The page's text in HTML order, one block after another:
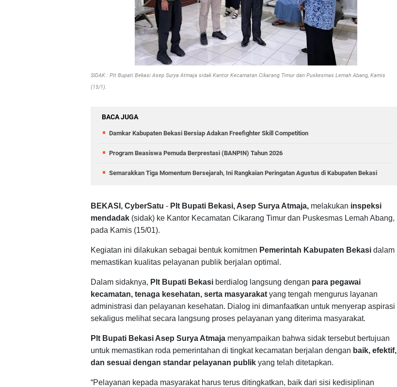
SIDAK : Plt Bupati Bekasi Asep Surya Atmaja sidak Kantor Kecamatan Cikarang Timur dan Puskesmas Lemah Abang, Kamis
(15/1).
BACA JUGA
Damkar Kabupaten Bekasi Bersiap Adakan Freefighter Skill Competition
Program Beasiswa Pemuda Berprestasi (BANPIN) Tahun 2026
Semarakkan Tiga Momentum Bersejarah, Ini Rangkaian Peringatan Agustus di Kabupaten Bekasi
BEKASI, CyberSatu - Plt Bupati Bekasi, Asep Surya Atmaja, melakukan inspeksi
mendadak (sidak) ke Kantor Kecamatan Cikarang Timur dan Puskesmas Lemah Abang,
pada Kamis (15/01).
Kegiatan ini dilakukan sebagai bentuk komitmen Pemerintah Kabupaten Bekasi dalam
memastikan kualitas pelayanan publik berjalan optimal.
Dalam sidaknya, Plt Bupati Bekasi berdialog langsung dengan para pegawai
kecamatan, tenaga kesehatan, serta masyarakat yang tengah mengurus layanan
administrasi dan pelayanan kesehatan. Dialog ini dimanfaatkan untuk menyerap aspirasi
sekaligus melihat secara langsung proses pelayanan yang diterima masyarakat.
Plt Bupati Bekasi Asep Surya Atmaja menyampaikan bahwa sidak tersebut bertujuan
untuk memastikan roda pemerintahan di tingkat kecamatan berjalan dengan baik, efektif,
dan sesuai dengan standar pelayanan publik yang telah ditetapkan.
“Pelayanan kepada masyarakat harus terus ditingkatkan, baik dari sisi kedisiplinan